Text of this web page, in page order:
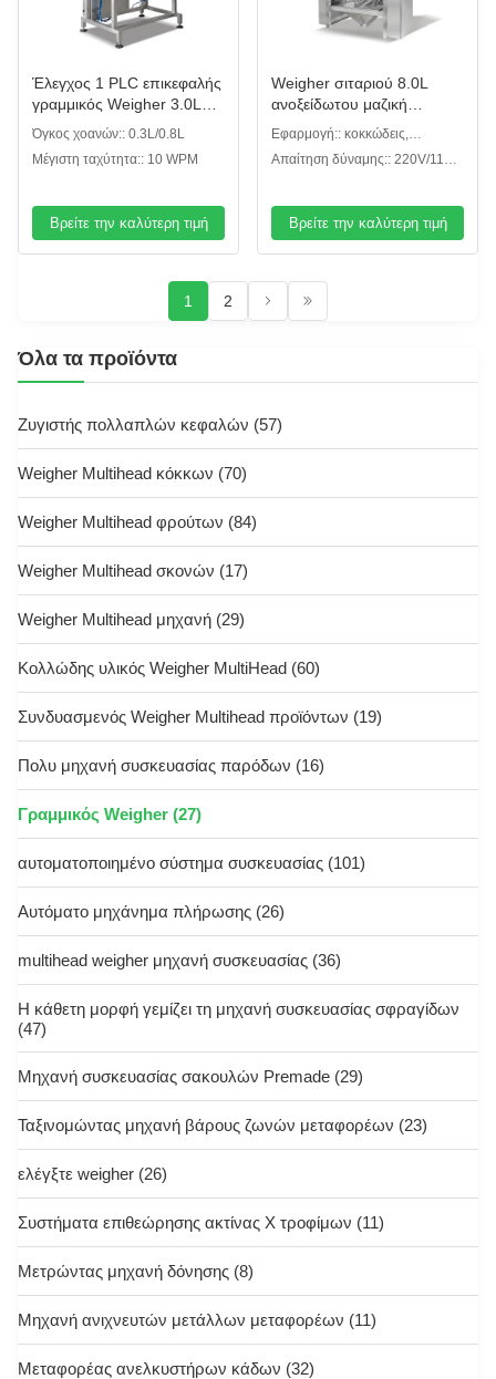
Έλεγχος 1 PLC επικεφαλής
γραμμικός Weigher 3.0L
για τα τεμαχισμένα καρότα
Όγκος χοανών:: 0.3L/0.8L
Μέγιστη ταχύτητα:: 10 WPM
Βρείτε την καλύτερη τιμή
Weigher σιταριού 8.0L
ανοξείδωτου μαζική
γραμμική μηχανή
Εφαρμογή:: κοκκώδεις,
κονιοποιημένοι ή άλλοι τύποι
Απαίτηση δύναμης:: 220V/110V,
Βρείτε την καλύτερη τιμή
1 2
Όλα τα προϊόντα
Ζυγιστής πολλαπλών κεφαλών (57)
Weigher Multihead κόκκων (70)
Weigher Multihead φρούτων (84)
Weigher Multihead σκονών (17)
Weigher Multihead μηχανή (29)
Κολλώδης υλικός Weigher MultiHead (60)
Συνδυασμενός Weigher Multihead προϊόντων (19)
Πολυ μηχανή συσκευασίας παρόδων (16)
Γραμμικός Weigher (27)
αυτοματοποιημένο σύστημα συσκευασίας (101)
Αυτόματο μηχάνημα πλήρωσης (26)
multihead weigher μηχανή συσκευασίας (36)
Η κάθετη μορφή γεμίζει τη μηχανή συσκευασίας σφραγίδων
(47)
Μηχανή συσκευασίας σακουλών Premade (29)
Ταξινομώντας μηχανή βάρους ζωνών μεταφορέων (23)
ελέγξτε weigher (26)
Συστήματα επιθεώρησης ακτίνας X τροφίμων (11)
Μετρώντας μηχανή δόνησης (8)
Μηχανή ανιχνευτών μετάλλων μεταφορέων (11)
Μεταφορέας ανελκυστήρων κάδων (32)